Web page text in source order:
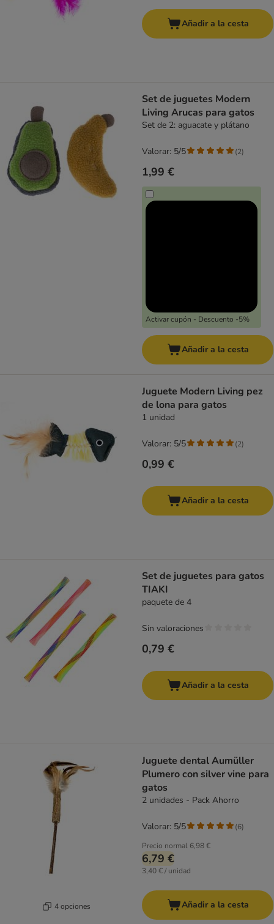
Añadir a la cesta
Set de juguetes Modern
Living Arucas para gatos
Set de 2: aguacate y plátano
1,99 €
Activar cupón - Descuento -5%
Valorar: 5/5 (2)
Añadir a la cesta
Juguete Modern Living pez
de lona para gatos
1 unidad
0,99 €
Valorar: 5/5 (2)
Añadir a la cesta
Set de juguetes para gatos
TIAKI
paquete de 4
0,79 €
Sin valoraciones
Añadir a la cesta
4 opciones
Juguete dental Aumüller
Plumero con silver vine para
gatos
2 unidades - Pack Ahorro
Precio normal 6,98 €
6,79 €
3,40 € / unidad
Valorar: 5/5 (6)
Añadir a la cesta